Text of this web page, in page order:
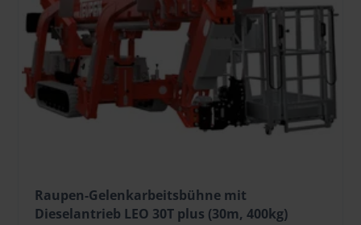
Raupen-Gelenkarbeitsbühne mit
Dieselantrieb LEO 30T plus (30m, 400kg)